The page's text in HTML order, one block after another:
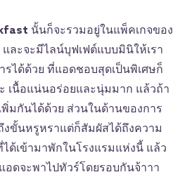
นั้นก็จะรวมอยู่ในแพ็คเกจของ
และจะมีไลน์บุฟเฟต์แบบมินิให้เรา
รได้ด้วย ที่แอดชอบสุดเป็นพิเศษก็
เนื้อแน่นอร่อยและนุ่มมาก แล้วถ้า
พิ่มกันได้ด้วย ส่วนในด้านของการ
งขั้นหรูหราแต่ก็สัมผัสได้ถึงความ
ด้เข้ามาพักในโรงแรมแห่งนี้ แล้ว
ดจะพาไปทัวร์โดยรอบกันจ้าาา